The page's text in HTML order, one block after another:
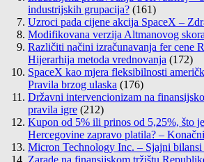
industrijskih grupacija? (161)
Uzroci pada cijene akcija SpaceX –
Modifikovana verzija Altmanovog skora
Različiti načini izračunavanja fer cene
Hijerarhija metoda vrednovanja (172)
SpaceX kao mjera fleksibilnosti
Pravila brzog ulaska (176)
Državni intervencionizam na
pravila igre (212)
Kupon od 5% ili prinos od 5,25%, što
Hercegovine zapravo platila? –
Micron Technology Inc. – Sjajni bilansi